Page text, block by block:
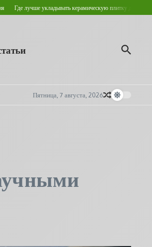
укладывать керамическую плитку для пола?
Пятница, 7 августа, 2026